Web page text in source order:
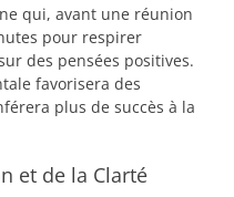
qui, avant une réunion
pour respirer
des pensées positives.
favorisera des
plus de succès à la
et de la Clarté